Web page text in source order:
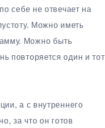
себе не отвечает на
Можно иметь
Можно быть
повторяется один и тот
а с внутреннего
за что он готов